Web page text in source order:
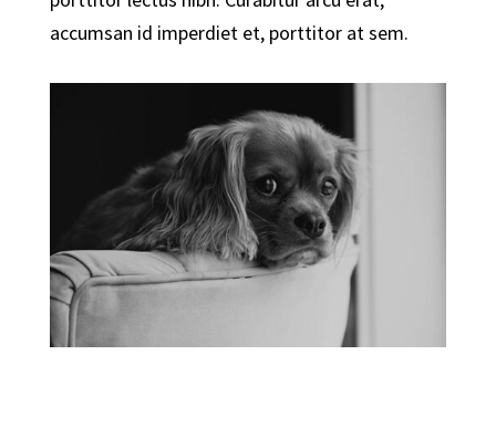
accumsan id imperdiet et, porttitor at sem.